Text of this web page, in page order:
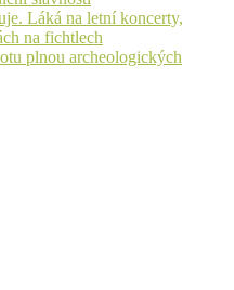
Láká na letní koncerty,
na fichtlech
plnou archeologických